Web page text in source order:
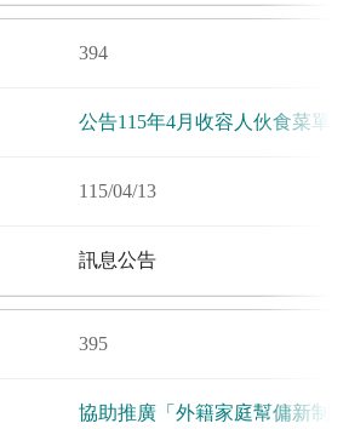
394
公告115年4月收容人伙食菜單
115/04/13
訊息公告
395
協助推廣「外籍家庭幫傭新制